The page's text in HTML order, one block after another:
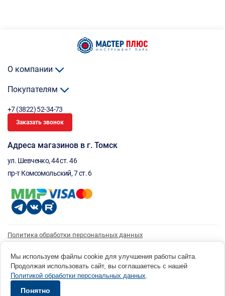
О компании
Покупателям
+7 (3822) 52-34-73
Заказать звонок
Адреса магазинов в г. Томск
ул. Шевченко, 44 ст. 46
пр-т Комсомольский, 7 ст. 6
Политика обработки персональных данных
Согласие на получение рассылки
© 1996 - 2026 инструмент парк «Мастер Плюс» Россия, г. Томск, ул. Шевченко, 44 ст. 46, (3822) 52-34-
73 okp@masterplus.tomsk.ru ИП Брусницын Д.Н. ИНН 701700002741
Мы используем файлы cookie для улучшения работы сайта.
Продолжая использовать сайт, вы соглашаетесь с нашей
Политикой обработки персональных данных.
Понятно